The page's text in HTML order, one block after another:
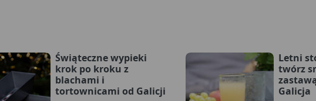
Świąteczne wypieki
krok po kroku z
blachami i
tortownicami od Galicji
Letni
twórz
Galicja